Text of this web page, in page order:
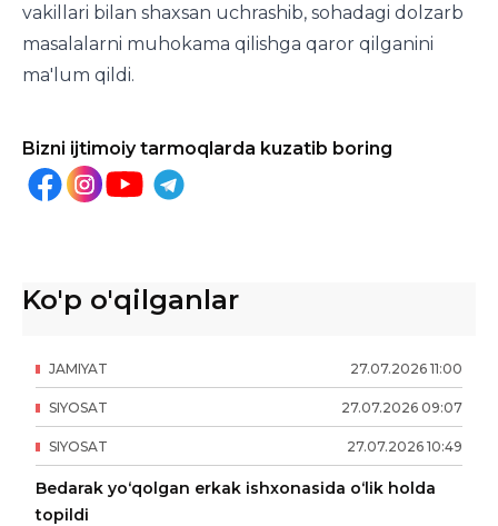
vakillari bilan shaxsan uchrashib, sohadagi dolzarb
masalalarni muhokama qilishga qaror qilganini
ma'lum qildi.
Bizni ijtimoiy tarmoqlarda kuzatib boring
Ko'p o'qilganlar
27.07.2026 11:00
JAMIYAT
27.07.2026 09:07
SIYOSAT
27.07.2026 10:49
SIYOSAT
Bedarak yo‘qolgan erkak ishxonasida o‘lik holda
topildi